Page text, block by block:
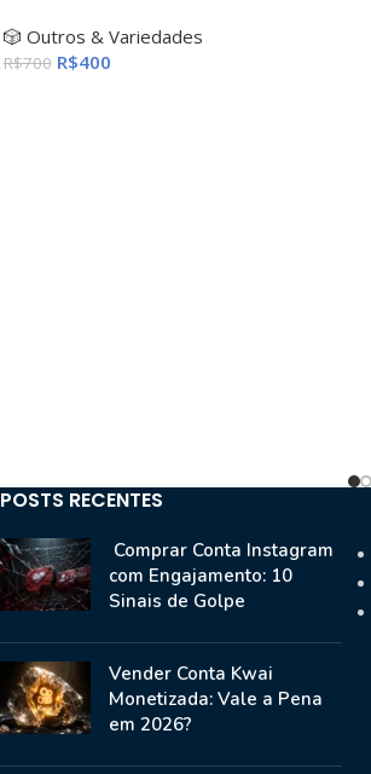
🎲 Outros & Variedades
R$700 R$400
POSTS RECENTES
Comprar Conta Instagram
com Engajamento: 10
Sinais de Golpe
Vender Conta Kwai
Monetizada: Vale a Pena
em 2026?